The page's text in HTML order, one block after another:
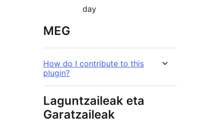
day
MEG
How do I contribute to this
plugin?
Laguntzaileak eta
Garatzaileak